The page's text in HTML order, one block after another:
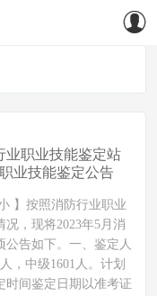
业职业技能鉴定站
业技能鉴定公告
】按照消防行业职业
，现将2023年5月消
公告如下。一、鉴定人
，中级1601人。计划
时间鉴定日期以准考证